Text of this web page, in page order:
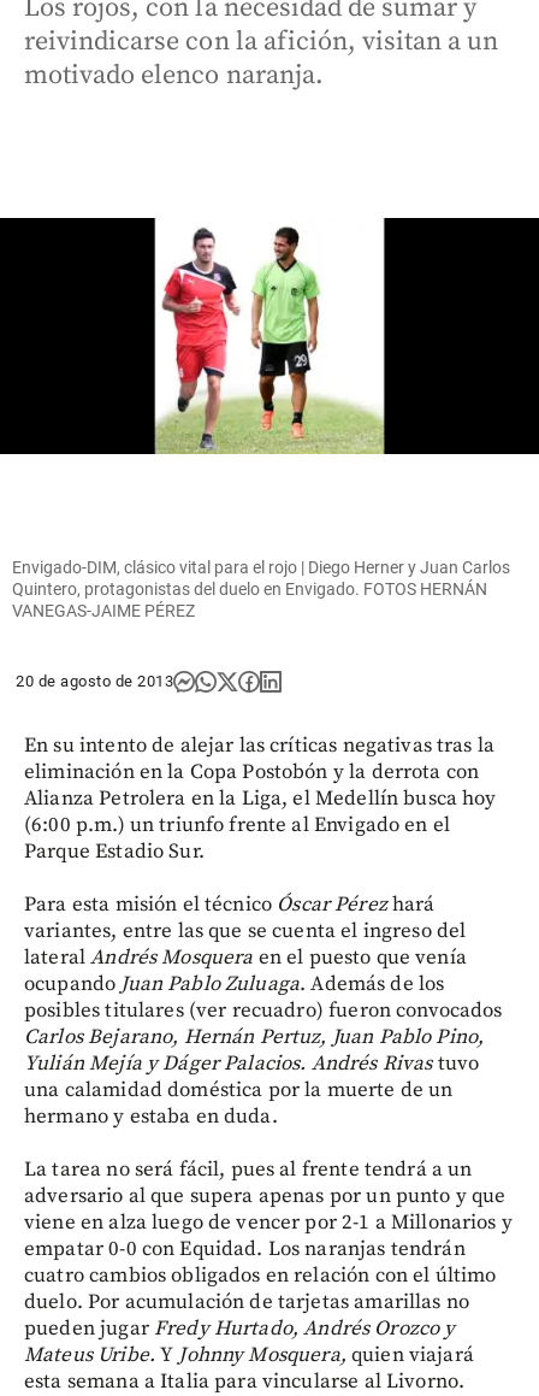
Los rojos, con la necesidad de sumar y
reivindicarse con la afición, visitan a un
motivado elenco naranja.
Envigado-DIM, clásico vital para el rojo | Diego Herner y Juan Carlos
Quintero, protagonistas del duelo en Envigado. FOTOS HERNÁN
VANEGAS-JAIME PÉREZ
20 de agosto de 2013
En su intento de alejar las críticas negativas tras la
eliminación en la Copa Postobón y la derrota con
Alianza Petrolera en la Liga, el Medellín busca hoy
(6:00 p.m.) un triunfo frente al Envigado en el
Parque Estadio Sur.
Para esta misión el técnico Óscar Pérezhará
variantes, entre las que se cuenta el ingreso del
lateralAndrés Mosquera en el puesto que venía
ocupando Juan Pablo Zuluaga. Además de los
posibles titulares (ver recuadro) fueron convocados
Carlos Bejarano, Hernán Pertuz, Juan Pablo Pino,
Yulián Mejía y Dáger Palacios. Andrés Rivastuvo
una calamidad doméstica por la muerte de un
hermano y estaba en duda.
La tarea no será fácil, pues al frente tendrá a un
adversario al que supera apenas por un punto y que
viene en alza luego de vencer por 2-1 a Millonarios y
empatar 0-0 con Equidad. Los naranjas tendrán
cuatro cambios obligados en relación con el último
duelo. Por acumulación de tarjetas amarillas no
pueden jugarFredy Hurtado, Andrés Orozco y
Mateus Uribe.Y Johnny Mosquera, quien viajará
esta semana a Italia para vincularse al Livorno.